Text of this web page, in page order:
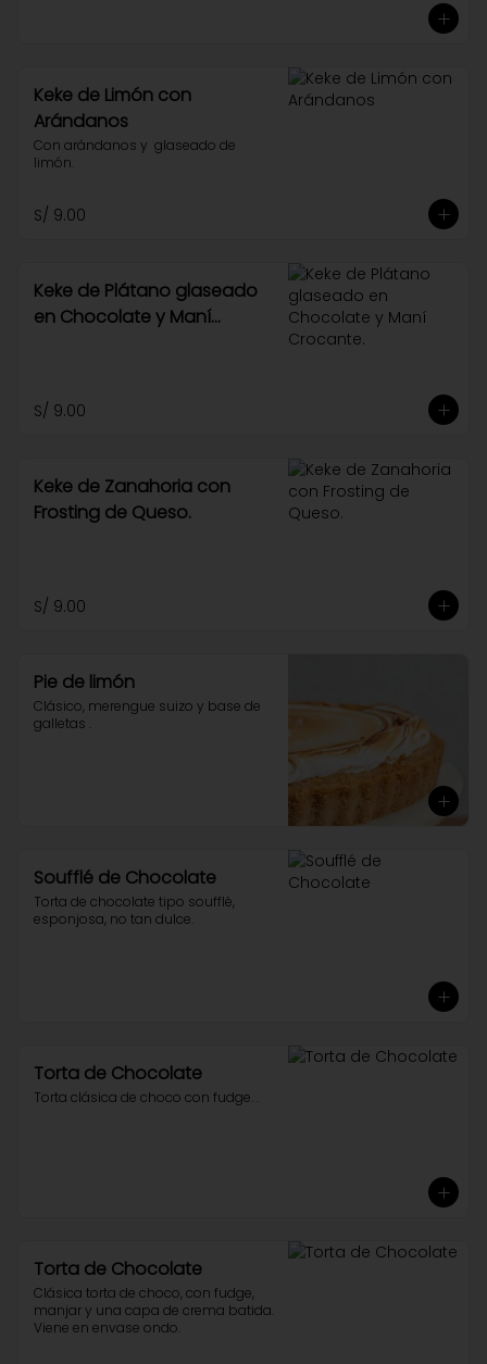
Keke de Limón con
Arándanos
Con arándanos y  glaseado de
limón.
S/ 9.00
Keke de Plátano glaseado
en Chocolate y Maní
S/ 9.00
Keke de Zanahoria con
Frosting de Queso.
S/ 9.00
Pie de limón
Clásico, merengue suizo y base de
galletas .
Soufflé de Chocolate
Torta de chocolate tipo soufflé,
esponjosa, no tan dulce.
Torta de Chocolate
Torta clásica de choco con fudge. .
Torta de Chocolate
Clásica torta de choco, con fudge,
manjar y una capa de crema batida.
Viene en envase ondo.